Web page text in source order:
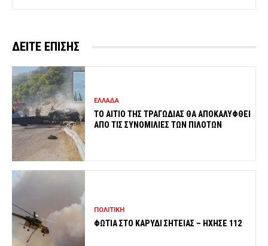
ΔΕΙΤΕ ΕΠΙΣΗΣ
ΕΛΛΑΔΑ
ΤΟ ΑΙΤΙΟ ΤΗΣ ΤΡΑΓΩΔΙΑΣ ΘΑ ΑΠΟΚΑΛΥΦΘΕΙ
ΑΠΟ ΤΙΣ ΣΥΝΟΜΙΛΙΕΣ ΤΩΝ ΠΙΛΟΤΩΝ
ΠΟΛΙΤΙΚΗ
ΦΩΤΙΑ ΣΤΟ ΚΑΡΥΔΙ ΣΗΤΕΙΑΣ – ΗΧΗΣΕ 112